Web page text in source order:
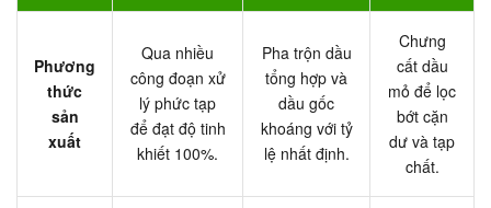
Phương
thức
sản
xuất
Qua nhiều
công đoạn xử
lý phức tạp
để đạt độ tinh
khiết 100%.
Pha trộn dầu
tổng hợp và
dầu gốc
khoáng với tỷ
lệ nhất định.
Chưng
cất dầu
mỏ để lọc
bớt cặn
dư và tạp
chất.